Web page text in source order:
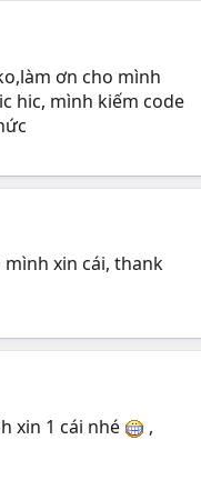
ơn cho mình
hic, mình kiếm code
xin cái, thank
xin 1 cái nhé
,